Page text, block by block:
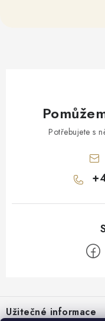
Potřebujete s
Užitečné informace